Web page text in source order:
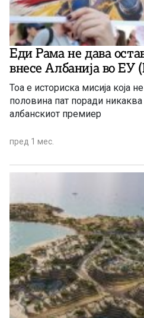
Еди Рама не дава
внесе Албанија во
Тоа е историска мисија која
половина пат поради
албанскиот премиер
пред 1 мес.